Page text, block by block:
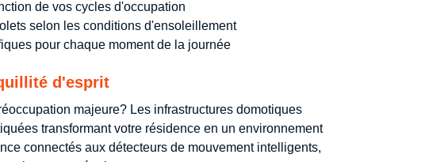
de vos cycles d'occupation
selon les conditions d'ensoleillement
pour chaque moment de la journée
d'esprit
majeure? Les infrastructures domotiques
transformant votre résidence en un environnement
connectés aux détecteurs de mouvement intelligents,